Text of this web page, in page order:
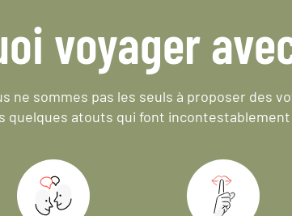
voyager
ne sommes pas les seuls à proposer des
quelques atouts qui font